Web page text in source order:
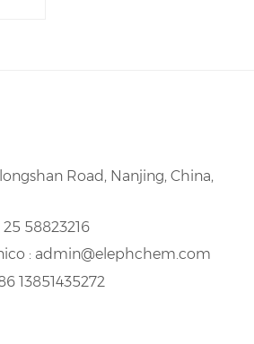
Road, Nanjing, China,
25 58823216
: admin@elephchem.com
13851435272